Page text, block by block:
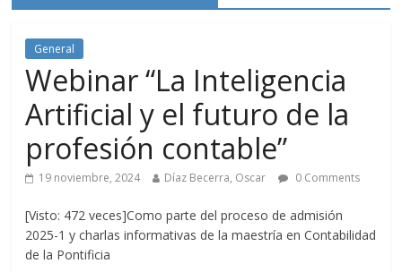
General
Webinar “La Inteligencia
Artificial y el futuro de la
profesión contable”
19 noviembre, 2024 Díaz Becerra, Oscar 0 Comments
[Visto: 472 veces]Como parte del proceso de admisión
2025-1 y charlas informativas de la maestría en Contabilidad
de la Pontificia